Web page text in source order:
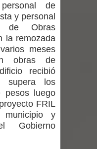
críticas contra
dejar fuera a
cara”
Social y Familia
para apoyar a
durante la
de
y personal
de Obras
la remozada
meses
obras de
recibió
supera los
pesos luego
FRIL
y
Gobierno